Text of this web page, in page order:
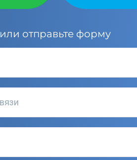
или отправьте форму